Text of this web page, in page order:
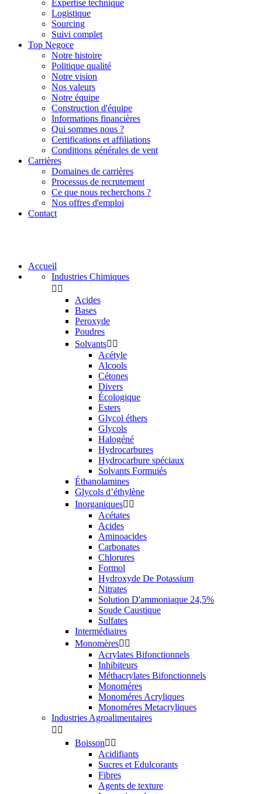
Expertise technique
Logistique
Sourcing
Suivi complet
Top Negoce
Notre histoire
Politique qualité
Notre vision
Nos valeurs
Notre équipe
Construction d'équipe
Informations financières
Qui sommes nous ?
Certifications et affiliations
Conditions générales de vent
Carrières
Domaines de carrières
Processus de recrutement
Ce que nous recherchons ?
Nos offres d'emploi
Contact
Accueil
Industries Chimiques
 
Acides
Bases
Peroxyde
Poudres
Solvants 
Acétyle
Alcools
Cétones
Divers
Écologique
Esters
Glycol éthers
Glycols
Halogéné
Hydrocarbures
Hydrocarbure spéciaux
Solvants Formuiés
Éthanolamines
Glycols d’éthylène
Inorganiques 
Acétates
Acides
Aminoacides
Carbonates
Chlorures
Formol
Hydroxyde De Potassium
Nitrates
Solution D'ammoniaque 24,5%
Soude Caustique
Sulfates
Intermédiaires
Monomères 
Acrylates Bifonctionnels
Inhibiteurs
Méthacrylates Bifonctionnels
Monoméres
Monoméres Acryliques
Monoméres Metacryliques
Industries Agroalimentaires
 
Boisson 
Acidifiants
Sucres et Edulcorants
Fibres
Agents de texture